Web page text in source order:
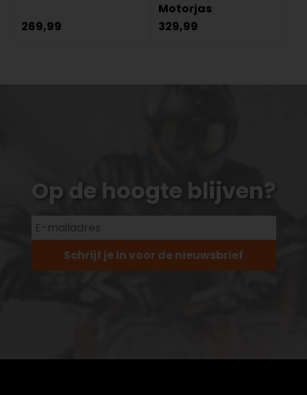
269,99
Motorjas
329,99
Op de hoogte blijven?
Schrijf je in voor de nieuwsbrief